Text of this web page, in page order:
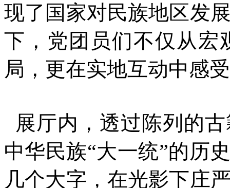
现了国家对民族地区发
下，党团员们不仅从宏
局，更在实地互动中感
展厅内，透过陈列的
中华民族“大一统”的历
几个大字，在光影下庄